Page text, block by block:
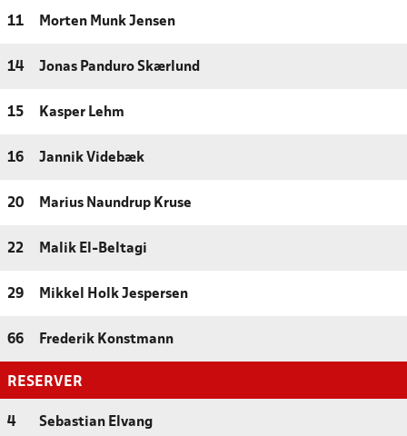
11 Morten Munk Jensen
14 Jonas Panduro Skærlund
15 Kasper Lehm
16 Jannik Videbæk
20 Marius Naundrup Kruse
22 Malik El-Beltagi
29 Mikkel Holk Jespersen
66 Frederik Konstmann
RESERVER
4 Sebastian Elvang